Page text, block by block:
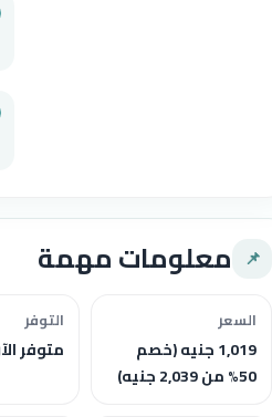
📌 معلومات مهمة
السعر
1,019 جنيه (خصم
50% من 2,039 جنيه)
التوفر
متوفر